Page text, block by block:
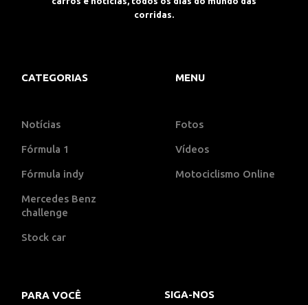
corridas.
CATEGORIAS
Notícias
Fórmula 1
Fórmula indy
Mercedes Benz
challenge
Stock car
MENU
Fotos
Vídeos
Motociclismo Online
PARA VOCÊ SIGA-NOS